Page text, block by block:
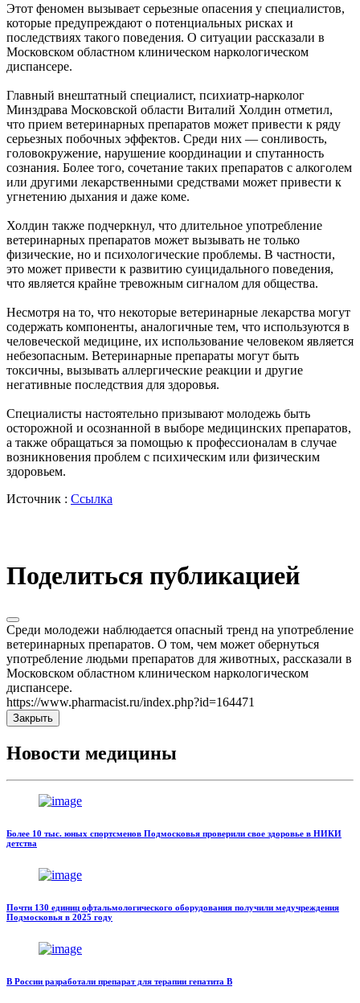
Этот феномен вызывает серьезные опасения у специалистов,
которые предупреждают о потенциальных рисках и
последствиях такого поведения. О ситуации рассказали в
Московском областном клиническом наркологическом
диспансере.
Главный внештатный специалист, психиатр-нарколог
Минздрава Московской области Виталий Холдин отметил,
что прием ветеринарных препаратов может привести к ряду
серьезных побочных эффектов. Среди них — сонливость,
головокружение, нарушение координации и спутанность
сознания. Более того, сочетание таких препаратов с алкоголем
или другими лекарственными средствами может привести к
угнетению дыхания и даже коме.
Холдин также подчеркнул, что длительное употребление
ветеринарных препаратов может вызывать не только
физические, но и психологические проблемы. В частности,
это может привести к развитию суицидального поведения,
что является крайне тревожным сигналом для общества.
Несмотря на то, что некоторые ветеринарные лекарства могут
содержать компоненты, аналогичные тем, что используются в
человеческой медицине, их использование человеком является
небезопасным. Ветеринарные препараты могут быть
токсичны, вызывать аллергические реакции и другие
негативные последствия для здоровья.
Специалисты настоятельно призывают молодежь быть
осторожной и осознанной в выборе медицинских препаратов,
а также обращаться за помощью к профессионалам в случае
возникновения проблем с психическим или физическим
здоровьем.
Источник : Ссылка
Поделиться публикацией
Среди молодежи наблюдается опасный тренд на употребление
ветеринарных препаратов. О том, чем может обернуться
употребление людьми препаратов для животных, рассказали в
Московском областном клиническом наркологическом
диспансере.
https://www.pharmacist.ru/index.php?id=164471
Закрыть
Новости медицины
Более 10 тыс. юных спортсменов Подмосковья проверили свое здоровье в НИКИ
детства
Почти 130 единиц офтальмологического оборудования получили медучреждения
Подмосковья в 2025 году
В России разработали препарат для терапии гепатита В